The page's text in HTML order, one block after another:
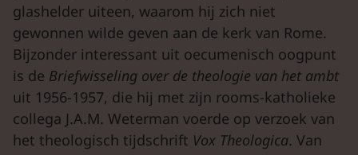
glashelder uiteen, waarom hij zich niet
gewonnen wilde geven aan de kerk van Rome.
Bijzonder interessant uit oecumenisch oogpunt
is de Briefwisseling over de theologie van het ambt
uit 1956-1957, die hij met zijn rooms-katholieke
collega J.A.M. Weterman voerde op verzoek van
het theologisch tijdschrift Vox Theologica. Van